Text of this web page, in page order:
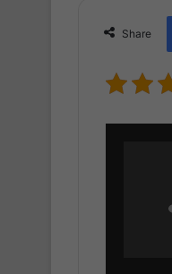
Share